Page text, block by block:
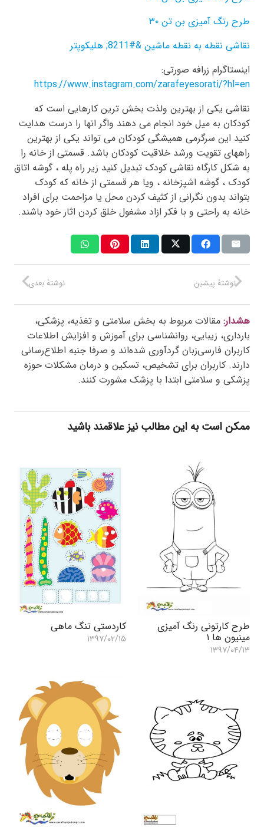
طرح رنگ آمیزی بن تن ۳۰
نقاشی نقطه به نقطه ماشین &#8211; هلیکوپتر
اینستاگرام زرافه صورتی:
https://www.instagram.com/zarafeyesorati/?hl=en
نقاشی یکی از بهترین ولذت بخش ترین کارهایی است که
کودکان به میل خود انجام می دهند واگر انها را درست هدایت
کنید این سرگرمی همیشگی کودکان می تواند یکی از بهترین
راههای تقویت ورشد خلاقیت کودکان باشد. قسمتی از خانه را
به شکل کارگاه نقاشی کودک تبدیل کنید زیر راه پله ، گوشه اتاق
کودک ، گوشه اشپزخانه ، ویا هر قسمتی از خانه که کودک
بتواند بدون نگرانی از کثیف کردن محل یا مزاحمت برای افراد
خانه به راحتی و با فکر ازاد مشغول خلق کردن اثار خود باشند.
نوشتهٔ بعدی نوشتهٔ پیشین
هشدار: مقالات مربوط به بخش سلامتی و تغذیه، پزشکی،
بارداری، زیبایی، روانشناسی برای آموزش و افزایش اطلاعات
کاربران فارسی‌زبان گردآوری شده‌اند و صرفا جنبه اطلاع‌رسانی
دارند. کاربران برای تشخیص، تسکین و درمان مشکلات حوزه
پزشکی و سلامتی ابتدا با پزشک مشورت کنند.
ممکن است به این مطالب نیز علاقمند باشید
طرح کارتونی رنگ آمیزی
مینیون ها ۱
۱۳۹۷/۰۴/۱۳
کاردستی تنگ ماهی
۱۳۹۷/۰۲/۱۵